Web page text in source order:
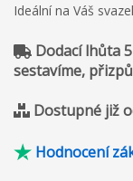
Ideální na Váš
Dodací lhůta
sestavíme,
Dostupné již
Hodnocení